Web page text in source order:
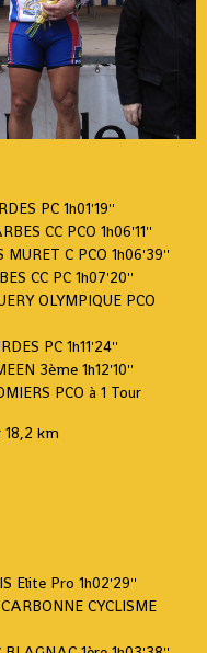
PC 1h01'19''
CC PCO 1h06'11''
C PCO 1h06'39''
CC PC 1h07'20''
OLYMPIQUE PCO
PC 1h11'24''
3ème 1h12'10''
PCO à 1 Tour
km
Elite Pro 1h02'29''
CYCLISME